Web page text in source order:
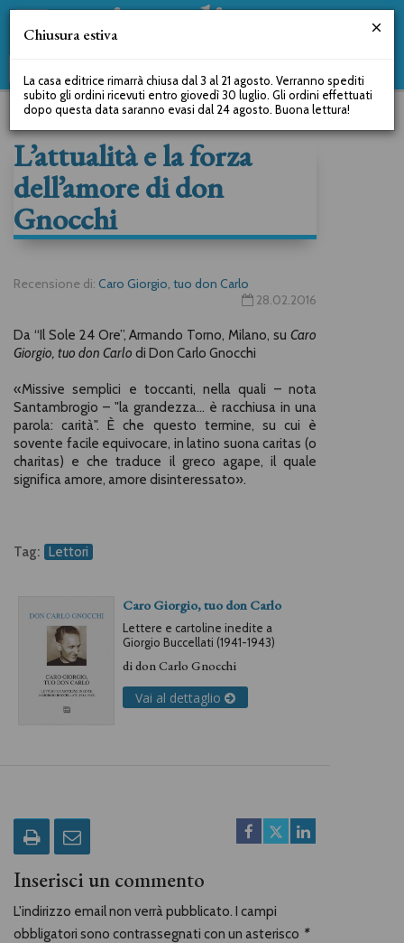
L’attualità e la forza
dell’amore di don
Gnocchi
Recensione di: Caro Giorgio, tuo don Carlo
28.02.2016
Da “Il Sole 24 Ore”, Armando Torno, Milano, su Caro
Giorgio, tuo don Carlo di Don Carlo Gnocchi
«Missive semplici e toccanti, nella quali – nota
Santambrogio – "la grandezza... è racchiusa in una
parola: carità". È che questo termine, su cui è
sovente facile equivocare, in latino suona caritas (o
charitas) e che traduce il greco agape, il quale
significa amore, amore disinteressato».
Tag: Lettori
Caro Giorgio, tuo don Carlo
Lettere e cartoline inedite a
Giorgio Buccellati (1941-1943)
didon Carlo Gnocchi
Vai al dettaglio
Inserisci un commento
L'indirizzo email non verrà pubblicato. I campi
obbligatori sono contrassegnati con un asterisco *
Chiusura estiva
La casa editrice rimarrà chiusa dal 3 al 21 agosto. Verranno spediti
subito gli ordini ricevuti entro giovedì 30 luglio. Gli ordini effettuati
dopo questa data saranno evasi dal 24 agosto. Buona lettura!